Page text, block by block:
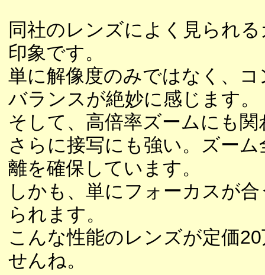
同社のレンズによく見られ
印象です。
単に解像度のみではなく、
バランスが絶妙に感じます。
そして、高倍率ズームにも
さらに接写にも強い。ズー
離を確保しています。
しかも、単にフォーカスが
られます。
こんな性能のレンズが定価
せんね。